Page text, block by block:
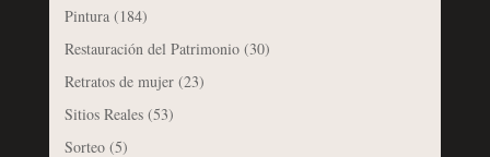
Pintura(184)
Restauración del Patrimonio(30)
Retratos de mujer(23)
Sitios Reales(53)
Sorteo(5)